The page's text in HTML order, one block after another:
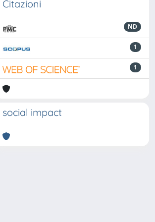
Citazioni
ND
1
1
social impact